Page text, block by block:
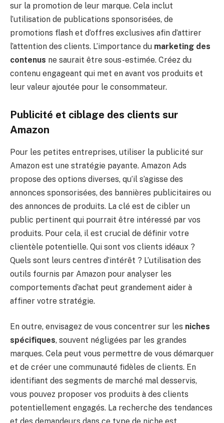
sur la promotion de leur marque. Cela inclut
l’utilisation de publications sponsorisées, de
promotions flash et d’offres exclusives afin d’attirer
l’attention des clients. L’importance du marketing des
contenus ne saurait être sous-estimée. Créez du
contenu engageant qui met en avant vos produits et
leur valeur ajoutée pour le consommateur.
Publicité et ciblage des clients sur
Amazon
Pour les petites entreprises, utiliser la publicité sur
Amazon est une stratégie payante. Amazon Ads
propose des options diverses, qu’il s’agisse des
annonces sponsorisées, des bannières publicitaires ou
des annonces de produits. La clé est de cibler un
public pertinent qui pourrait être intéressé par vos
produits. Pour cela, il est crucial de définir votre
clientèle potentielle. Qui sont vos clients idéaux ?
Quels sont leurs centres d’intérêt ? L’utilisation des
outils fournis par Amazon pour analyser les
comportements d’achat peut grandement aider à
affiner votre stratégie.
En outre, envisagez de vous concentrer sur les niches
spécifiques, souvent négligées par les grandes
marques. Cela peut vous permettre de vous démarquer
et de créer une communauté fidèles de clients. En
identifiant des segments de marché mal desservis,
vous pouvez proposer vos produits à des clients
potentiellement engagés. La recherche des tendances